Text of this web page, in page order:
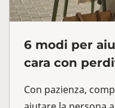
6 modi per
cara con
Con pazienza,